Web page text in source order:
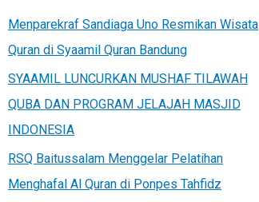
Menparekraf Sandiaga Uno Resmikan Wisata
Quran di Syaamil Quran Bandung
SYAAMIL LUNCURKAN MUSHAF TILAWAH
QUBA DAN PROGRAM JELAJAH MASJID
INDONESIA
RSQ Baitussalam Menggelar Pelatihan
Menghafal Al Quran di Ponpes Tahfidz